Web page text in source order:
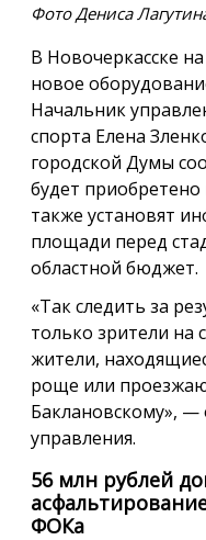
Фото Дениса
В Новочеркасске
новое
Начальник
спорта Елена
городской Думы
будет
также установят
площади перед
областной бюджет.
«Так следить за
только зрители на
жители,
роще или
Баклановскому»,
управления.
56 млн рублей
ФОКа